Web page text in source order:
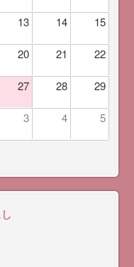
13 14 15
20 21 22
27 28 29
3 4 5